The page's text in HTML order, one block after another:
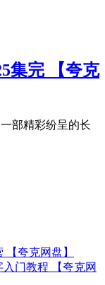
集完 【夸克
部精彩纷呈的长
夸克网盘】
门教程 【夸克网